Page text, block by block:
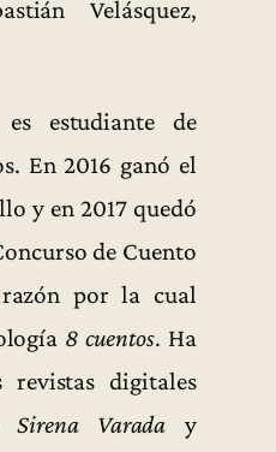
Velásquez,
es estudiante de
En 2016 ganó el
y en 2017 quedó
de Cuento
razón por la cual
8 cuentos. Ha
digitales
Sirena Varada y